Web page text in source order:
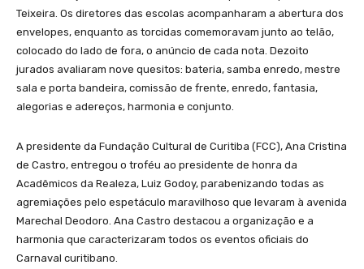
Teixeira. Os diretores das escolas acompanharam a abertura dos
envelopes, enquanto as torcidas comemoravam junto ao telão,
colocado do lado de fora, o anúncio de cada nota. Dezoito
jurados avaliaram nove quesitos: bateria, samba enredo, mestre
sala e porta bandeira, comissão de frente, enredo, fantasia,
alegorias e adereços, harmonia e conjunto.
A presidente da Fundação Cultural de Curitiba (FCC), Ana Cristina
de Castro, entregou o troféu ao presidente de honra da
Acadêmicos da Realeza, Luiz Godoy, parabenizando todas as
agremiações pelo espetáculo maravilhoso que levaram à avenida
Marechal Deodoro. Ana Castro destacou a organização e a
harmonia que caracterizaram todos os eventos oficiais do
Carnaval curitibano.